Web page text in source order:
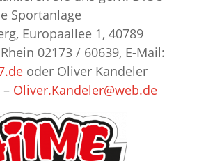
Sportanlage
Europaallee 1, 40789
02173 / 60639, E-Mail:
oder Oliver Kandeler
Oliver.Kandeler@web.de